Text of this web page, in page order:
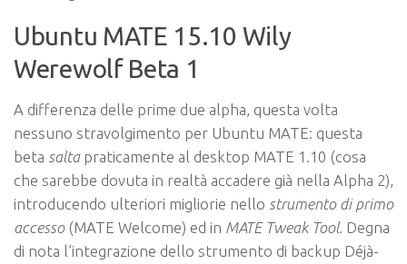
Ubuntu MATE 15.10 Wily
Werewolf Beta 1
A differenza delle prime due alpha, questa volta
nessuno stravolgimento per Ubuntu MATE: questa
beta salta praticamente al desktop MATE 1.10 (cosa
che sarebbe dovuta in realtà accadere già nella Alpha 2),
introducendo ulteriori migliorie nello strumento di primo
accesso (MATE Welcome) ed in MATE Tweak Tool. Degna
di nota l’integrazione dello strumento di backup Déjà-